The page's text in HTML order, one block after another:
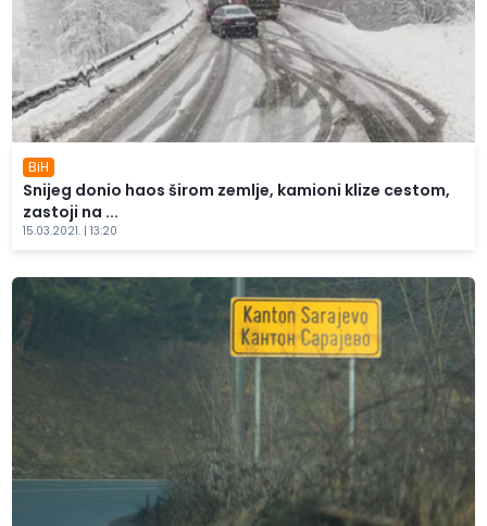
BiH
Snijeg donio haos širom zemlje, kamioni klize cestom,
zastoji na ...
15.03.2021. | 13:20